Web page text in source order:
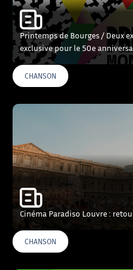
Printemps de Bourges / Deux
exclusive pour le 50e
CHANSON
Cinéma Paradiso Louvre :
CHANSON